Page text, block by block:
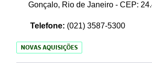
Gonçalo, Rio de Janeiro - CEP:
Telefone: (021) 3587-5300
NOVAS AQUISIÇÕES